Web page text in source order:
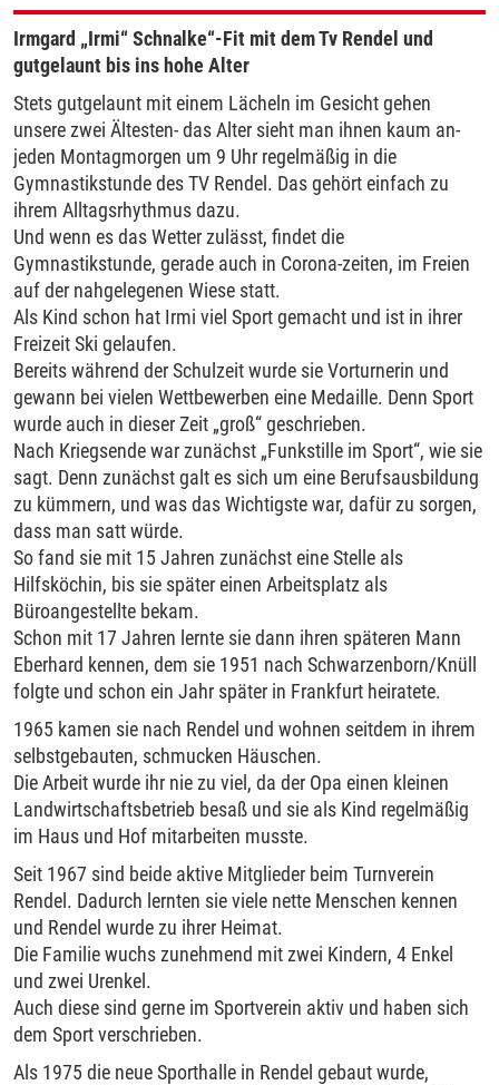
Irmgard „Irmi“ Schnalke“-Fit mit dem Tv Rendel und
gutgelaunt bis ins hohe Alter
Stets gutgelaunt mit einem Lächeln im Gesicht gehen
unsere zwei Ältesten- das Alter sieht man ihnen kaum an-
jeden Montagmorgen um 9 Uhr regelmäßig in die
Gymnastikstunde des TV Rendel. Das gehört einfach zu
ihrem Alltagsrhythmus dazu.
Und wenn es das Wetter zulässt, findet die
Gymnastikstunde, gerade auch in Corona-zeiten, im Freien
auf der nahgelegenen Wiese statt.
Als Kind schon hat Irmi viel Sport gemacht und ist in ihrer
Freizeit Ski gelaufen.
Bereits während der Schulzeit wurde sie Vorturnerin und
gewann bei vielen Wettbewerben eine Medaille. Denn Sport
wurde auch in dieser Zeit „groß“ geschrieben.
Nach Kriegsende war zunächst „Funkstille im Sport“, wie sie
sagt. Denn zunächst galt es sich um eine Berufsausbildung
zu kümmern, und was das Wichtigste war, dafür zu sorgen,
dass man satt würde.
So fand sie mit 15 Jahren zunächst eine Stelle als
Hilfsköchin, bis sie später einen Arbeitsplatz als
Büroangestellte bekam.
Schon mit 17 Jahren lernte sie dann ihren späteren Mann
Eberhard kennen, dem sie 1951 nach Schwarzenborn/Knüll
folgte und schon ein Jahr später in Frankfurt heiratete.
1965 kamen sie nach Rendel und wohnen seitdem in ihrem
selbstgebauten, schmucken Häuschen.
Die Arbeit wurde ihr nie zu viel, da der Opa einen kleinen
Landwirtschaftsbetrieb besaß und sie als Kind regelmäßig
im Haus und Hof mitarbeiten musste.
Seit 1967 sind beide aktive Mitglieder beim Turnverein
Rendel. Dadurch lernten sie viele nette Menschen kennen
und Rendel wurde zu ihrer Heimat.
Die Familie wuchs zunehmend mit zwei Kindern, 4 Enkel
und zwei Urenkel.
Auch diese sind gerne im Sportverein aktiv und haben sich
dem Sport verschrieben.
Als 1975 die neue Sporthalle in Rendel gebaut wurde,